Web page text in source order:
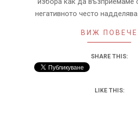
негативното често
ВИЖ ПОВЕЧЕ
SHARE THIS:
LIKE THIS: